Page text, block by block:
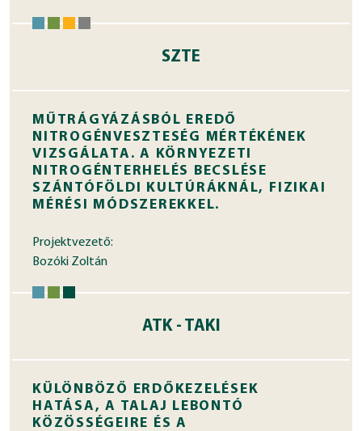
SZTE
MŰTRÁGYÁZÁSBÓL EREDŐ
NITROGÉNVESZTESÉG MÉRTÉKÉNEK
VIZSGÁLATA. A KÖRNYEZETI
NITROGÉNTERHELÉS BECSLÉSE
SZÁNTÓFÖLDI KULTÚRÁKNÁL, FIZIKAI
MÉRÉSI MÓDSZEREKKEL.
Projektvezető:
Bozóki Zoltán
ATK - TAKI
KÜLÖNBÖZŐ ERDŐKEZELÉSEK
HATÁSA, A TALAJ LEBONTÓ
KÖZÖSSÉGEIRE ÉS A